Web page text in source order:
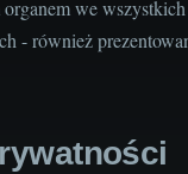
we
- również